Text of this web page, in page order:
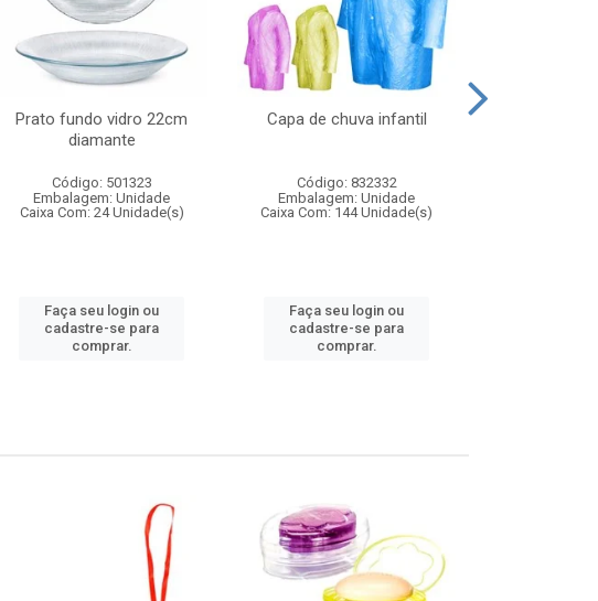
Prato fundo vidro 22cm
diamante
Código: 501323
Embalagem: Unidade
Caixa Com: 24 Unidade(s)
Faça seu login ou
cadastre-se para
comprar.
Capa de chuva infantil
Código: 832332
Embalagem: Unidade
Caixa Com: 144 Unidade(s)
Faça seu login ou
cadastre-se para
comprar.